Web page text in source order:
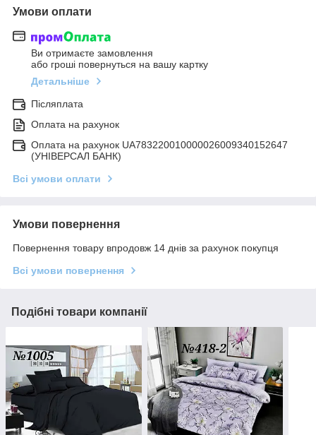
Умови оплати
Ви отримаєте замовлення
або гроші повернуться на вашу картку
Детальніше
Післяплата
Оплата на рахунок
Оплата на рахунок UA783220010000026009340152647
(УНІВЕРСАЛ БАНК)
Всі умови оплати
Умови повернення
Повернення товару впродовж 14 днів за рахунок покупця
Всі умови повернення
Подібні товари компанії